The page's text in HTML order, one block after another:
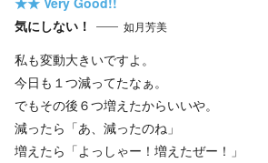
気にしない！
如月芳美
私も変動大きいですよ。
今日も１つ減ってたなぁ。
でもその後６つ増えたからいいや。
減ったら「あ、減ったのね」
増えたら「よっしゃー！増えたぜー！」